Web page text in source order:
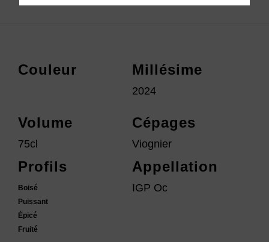
Couleur Millésime
2024
Volume
75cl
Cépages
Viognier
Profils
Boisé
Puissant
Épicé
Fruité
Appellation
IGP Oc